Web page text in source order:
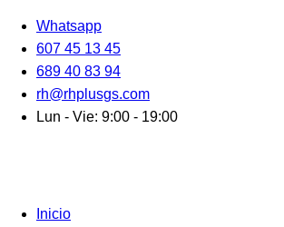
contenido
Whatsapp
607 45 13 45
689 40 83 94
rh@rhplusgs.com
Lun - Vie: 9:00 - 19:00
Inicio